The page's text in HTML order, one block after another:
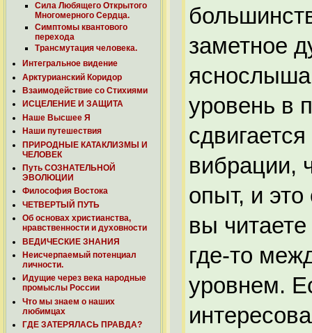
Сила Любящего Открытого
Многомерного Сердца.
Симптомы квантового
перехода
Трансмутация человека.
Интегральное видение
Арктурианский Коридор
Взаимодействие со Стихиями
ИСЦЕЛЕНИЕ И ЗАЩИТА
Наше Высшее Я
Наши путешествия
ПРИРОДНЫЕ КАТАКЛИЗМЫ И
ЧЕЛОВЕК
Путь СОЗНАТЕЛЬНОЙ
ЭВОЛЮЦИИ
Философия Востока
ЧЕТВЕРТЫЙ ПУТЬ
Об основах христианства,
нравственности и духовности
ВЕДИЧЕСКИЕ ЗНАНИЯ
Неисчерпаемый потенциал
личности.
Идущие через века народные
промыслы России
Что мы знаем о наших
любимцах
ГДЕ ЗАТЕРЯЛАСЬ ПРАВДА?
заметное
уровень в
вибрации,
опыт, и
вы
где-то
уровнем.